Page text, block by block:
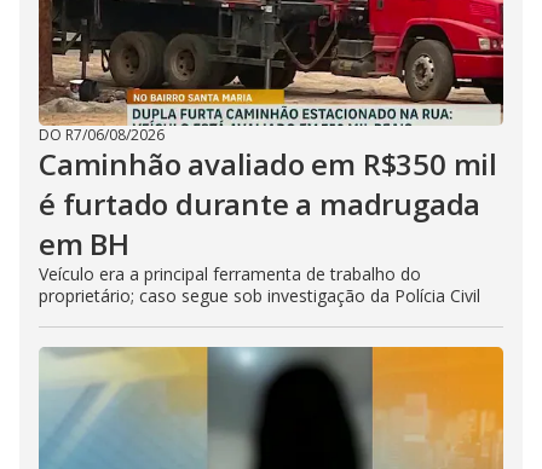
DO R7/06/08/2026
Caminhão avaliado em R$350 mil
é furtado durante a madrugada
em BH
Veículo era a principal ferramenta de trabalho do
proprietário; caso segue sob investigação da Polícia Civil